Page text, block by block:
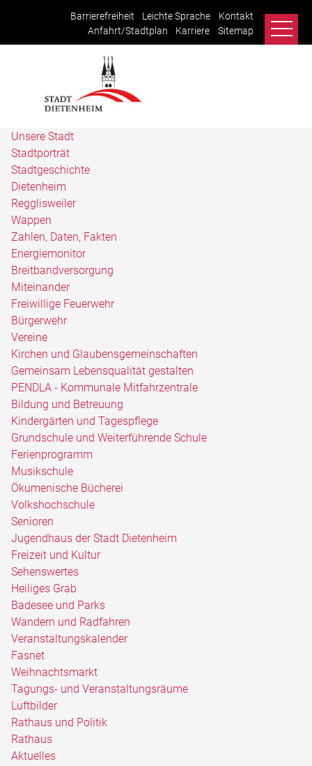
Barrierefreiheit Leichte Sprache
Kontakt
Anfahrt/Stadtplan
Karriere Sitemap
Unsere Stadt
Stadtporträt
Stadtgeschichte
Dietenheim
Regglisweiler
Wappen
Zahlen, Daten, Fakten
Energiemonitor
Breitbandversorgung
Miteinander
Freiwillige Feuerwehr
Bürgerwehr
Vereine
Kirchen und Glaubensgemeinschaften
Gemeinsam Lebensqualität gestalten
PENDLA - Kommunale Mitfahrzentrale
Bildung und Betreuung
Kindergärten und Tagespflege
Grundschule und Weiterführende Schule
Ferienprogramm
Musikschule
Ökumenische Bücherei
Volkshochschule
Senioren
Jugendhaus der Stadt Dietenheim
Freizeit und Kultur
Sehenswertes
Heiliges Grab
Badesee und Parks
Wandern und Radfahren
Veranstaltungskalender
Fasnet
Weihnachtsmarkt
Tagungs- und Veranstaltungsräume
Luftbilder
Rathaus und Politik
Rathaus
Aktuelles